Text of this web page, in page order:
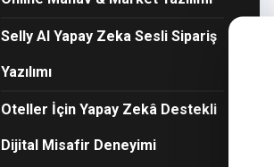
Selly AI Yapay Zeka Sesli Sipariş
Yazılımı
Oteller İçin Yapay Zekâ Destekli
Dijital Misafir Deneyimi